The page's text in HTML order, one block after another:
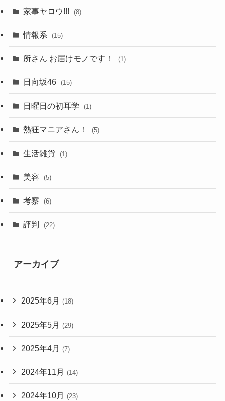
家事ヤロウ!!! (8)
情報系 (15)
所さん お届けモノです！ (1)
日向坂46 (15)
日曜日の初耳学 (1)
熱狂マニアさん！ (5)
生活雑貨 (1)
美容 (5)
考察 (6)
評判 (22)
アーカイブ
2025年6月 (18)
2025年5月 (29)
2025年4月 (7)
2024年11月 (14)
2024年10月 (23)